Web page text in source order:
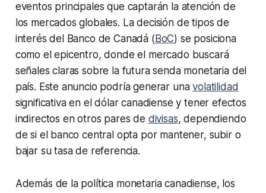
eventos principales que captarán la atención de
los mercados globales. La decisión de tipos de
interés del Banco de Canadá ( BoC) se posiciona
como el epicentro, donde el mercado buscará
señales claras sobre la futura senda monetaria del
país. Este anuncio podría generar unavolatilidad
significativa en el dólar canadiense y tener efectos
indirectos en otros pares de divisas, dependiendo
de si el banco central opta por mantener, subir o
bajar su tasa de referencia.
Además de la política monetaria canadiense, los